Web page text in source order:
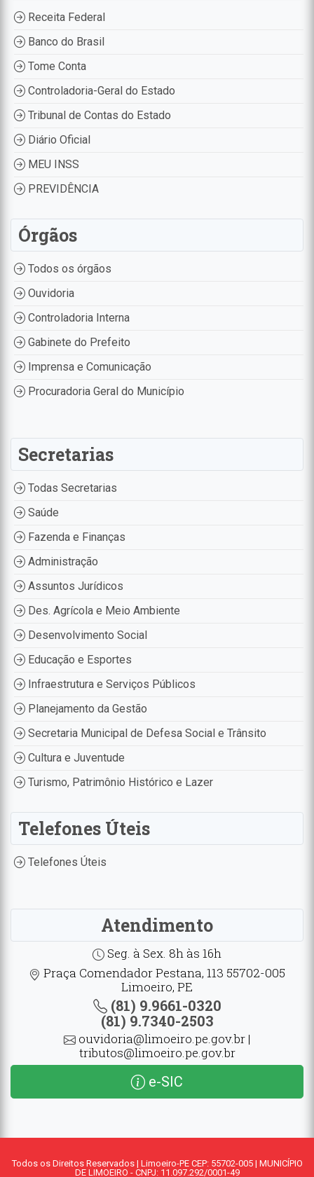
Receita Federal
Banco do Brasil
Tome Conta
Controladoria-Geral do Estado
Tribunal de Contas do Estado
Diário Oficial
MEU INSS
PREVIDÊNCIA
Órgãos
Todos os órgãos
Ouvidoria
Controladoria Interna
Gabinete do Prefeito
Imprensa e Comunicação
Procuradoria Geral do Município
Secretarias
Todas Secretarias
Saúde
Fazenda e Finanças
Administração
Assuntos Jurídicos
Des. Agrícola e Meio Ambiente
Desenvolvimento Social
Educação e Esportes
Infraestrutura e Serviços Públicos
Planejamento da Gestão
Secretaria Municipal de Defesa Social e Trânsito
Cultura e Juventude
Turismo, Patrimônio Histórico e Lazer
Telefones Úteis
Telefones Úteis
Atendimento
Seg. à Sex. 8h às 16h
Praça Comendador Pestana, 113 55702-005
Limoeiro, PE
(81) 9.9661-0320
(81) 9.7340-2503
ouvidoria@limoeiro.pe.gov.br |
tributos@limoeiro.pe.gov.br
e-SIC
Todos os Direitos Reservados | Limoeiro-PE CEP: 55702-005 | MUNICÍPIO
DE LIMOEIRO - CNPJ: 11.097.292/0001-49